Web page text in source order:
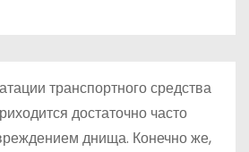
транспортного средства
достаточно часто
днища. Конечно же,